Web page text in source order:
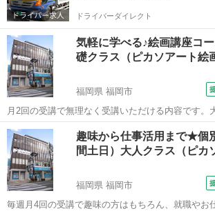
ドライバーダイレクト
気軽に学べる♪絵画講座コ
礎クラス（ピカソアート絵
福岡県 福岡市
月2回の受講で無理なく受講いただける内容です。
デッサンと水彩を順を追って学べるので、無理な
識と技術を身に付けられます。 自分のペースで学
初心者の方でも安心して絵画を楽しめ...
福岡 福岡市 デッサン
趣味から仕事活用まで★個
間土日）大人クラス（ピ
福岡県 福岡市
毎週月4回の受講で趣味の方はもちろん、就職やお